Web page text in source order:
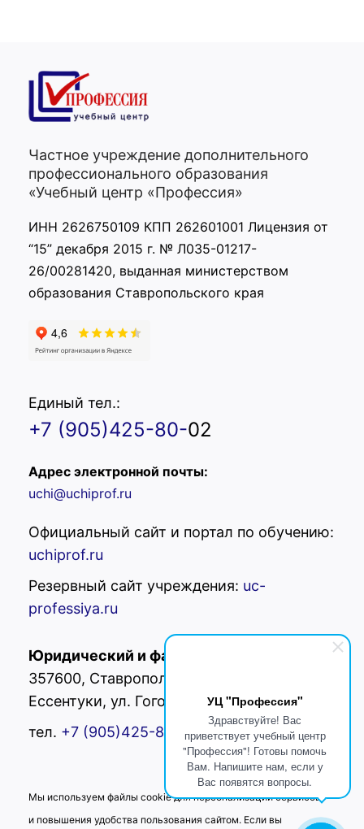
УЦ "Профессия"
Здравствуйте! Вас
приветствует учебный центр
"Профессия"! Готовы помочь
Вам. Напишите нам, если у
Вас появятся вопросы.
Частное учреждение дополнительного
профессионального образования
«Учебный центр «Профессия»
ИНН 2626750109 КПП 262601001 Лицензия от
“15” декабря 2015 г. № Л035-01217-
26/00281420, выданная министерством
образования Ставропольского края
Единый тел.:
+7 (905)425-80-02
Адрес электронной почты:
uchi@uchiprof.ru
Официальный сайт и портал по обучению:
uchiprof.ru
Резервный сайт учреждения: uc-
professiya.ru
Юридический и фактический адрес:
357600, Ставропольский край, г.
Ессентуки, ул. Гоголя 42
тел. +7 (905)425-80- 02
Мы используем файлы cookie для персонализации сервисов
и повышения удобства пользования сайтом. Если вы